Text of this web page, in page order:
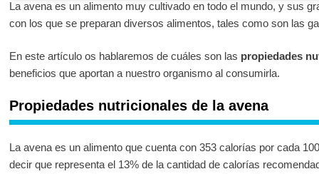
La avena es un alimento muy cultivado en todo el mundo, y sus
con los que se preparan diversos alimentos, tales como son las
En este artículo os hablaremos de cuáles son las propiedades
beneficios que aportan a nuestro organismo al consumirla.
Propiedades nutricionales de la avena
La avena es un alimento que cuenta con 353 calorías por cada
decir que representa el 13% de la cantidad de calorías